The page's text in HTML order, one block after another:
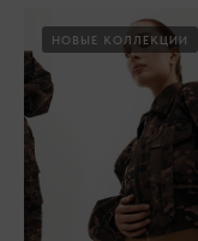
НОВЫЕ КОЛЛЕКЦИИ